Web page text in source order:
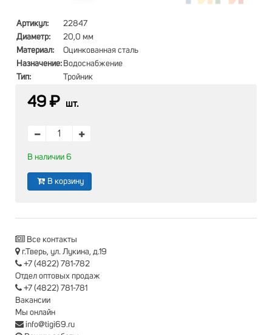
Артикул:
22847
Диаметр:
20,0 мм
Материал:
Оцинкованная сталь
Назначение: Водоснабжение
Тип:
Тройник
49 ₽ шт.
В наличии 6
В корзину
Все контакты
г.Тверь, ул. Лукина, д.19
+7 (4822) 781-782
Отдел оптовых продаж
+7 (4822) 781-781
Вакансии
Мы онлайн
info@tigi69.ru